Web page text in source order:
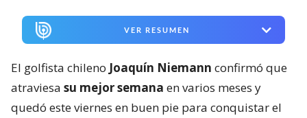
VER RESUMEN
El golfista chileno Joaquín Niemann confirmó que
atraviesa su mejor semana en varios meses y
quedó este viernes en buen pie para conquistar el